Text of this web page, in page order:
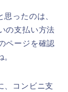
ったのは、
の支払い方法
ページを確認
、コンビニ支